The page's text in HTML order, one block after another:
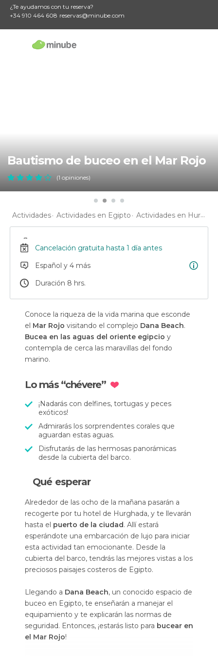
¿Te ayudamos con tu reserva?
+34 910 464 608 reservas@minube.com
Bautismo de buceo en el Mar Rojo
(1 opiniones)
Actividades Actividades en Egipto Actividades en Hurgada
Cancelación gratuita hasta 1 día antes
Español y 4 más
Duración 8 hrs.
Conoce la riqueza de la vida marina que esconde
el Mar Rojo visitando el complejo Dana Beach.
Bucea en las aguas del oriente egipcio y
contempla de cerca las maravillas del fondo
marino.
Lo más “chévere”
¡Nadarás con delfines, tortugas y peces
exóticos!
Admirarás los sorprendentes corales que
aguardan estas aguas.
Disfrutarás de las hermosas panorámicas
desde la cubierta del barco.
Qué esperar
Alrededor de las ocho de la mañana pasarán a
recogerte por tu hotel de Hurghada, y te llevarán
hasta el puerto de la ciudad. Allí estará
esperándote una embarcación de lujo para iniciar
esta actividad tan emocionante. Desde la
cubierta del barco, tendrás las mejores vistas a los
preciosos paisajes costeros de Egipto.
Llegando a Dana Beach, un conocido espacio de
buceo en Egipto, te enseñarán a manejar el
equipamiento y te explicarán las normas de
seguridad. Entonces, ¡estarás listo para bucear en
el Mar Rojo!